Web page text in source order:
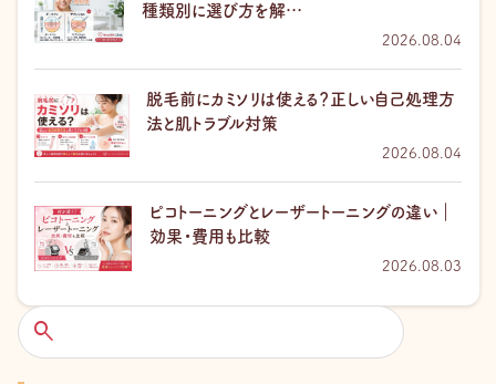
種類別に選び方を解…
2026.08.04
脱毛前にカミソリは使える？正しい自己処理方
法と肌トラブル対策
2026.08.04
ピコトーニングとレーザートーニングの違い｜
効果・費用も比較
2026.08.03
検
索